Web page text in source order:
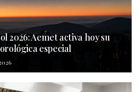
2026: Aemet activa hoy su
especial